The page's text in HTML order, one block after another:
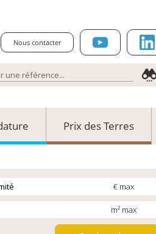
Nous contacter
Prix des Terres
€ max
m² max